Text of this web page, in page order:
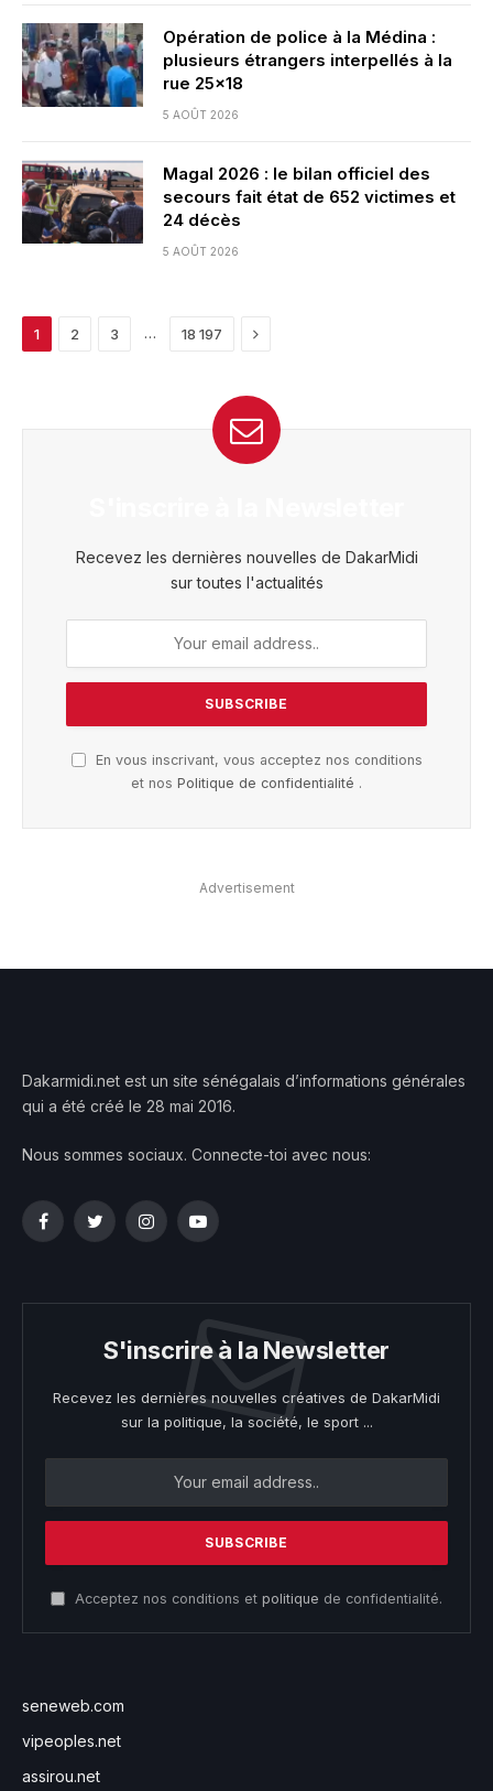
Opération de police à la Médina :
plusieurs étrangers interpellés à la
rue 25×18
5 AOÛT 2026
Magal 2026 : le bilan officiel des
secours fait état de 652 victimes et
24 décès
5 AOÛT 2026
1 2 3 … 18 197 Next
Recevez les dernières nouvelles de DakarMidi
sur toutes l'actualités
En vous inscrivant, vous acceptez nos conditions
et nos Politique de confidentialité .
Advertisement
Dakarmidi.net est un site sénégalais d’informations générales
qui a été créé le 28 mai 2016.
Nous sommes sociaux. Connecte-toi avec nous:
FacebookTwitterInstagramYouTube
S'inscrire à la Newsletter
Recevez les dernières nouvelles créatives de DakarMidi
sur la politique, la société, le sport ...
Acceptez nos conditions et politique de confidentialité.
seneweb.com
vipeoples.net
assirou.net